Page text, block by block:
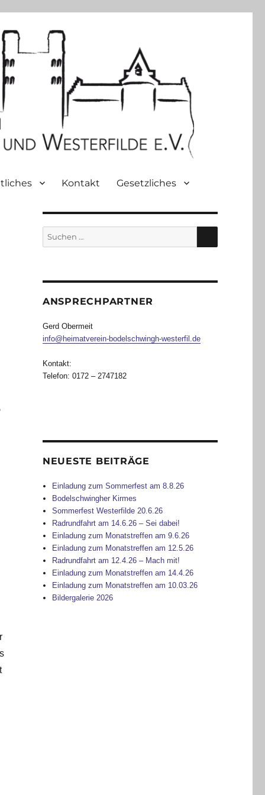
Kontakt Gesetzliches
Suche
nach:
SUCHEN
ANSPRECHPARTNER
Gerd Obermeit
info@heimatverein-bodelschwingh-westerfil.de
Kontakt:
Telefon: 0172 – 2747182
NEUESTE BEITRÄGE
Einladung zum Sommerfest am 8.8.26
Bodelschwingher Kirmes
Sommerfest Westerfilde 20.6.26
Radrundfahrt am 14.6.26 – Sei dabei!
Einladung zum Monatstreffen am 9.6.26
Einladung zum Monatstreffen am 12.5.26
Radrundfahrt am 12.4.26 – Mach mit!
Einladung zum Monatstreffen am 14.4.26
Einladung zum Monatstreffen am 10.03.26
Bildergalerie 2026